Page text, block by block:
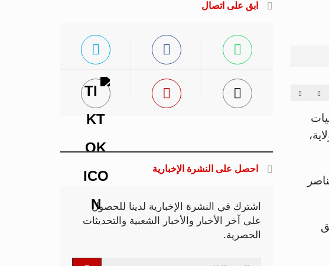
ابق على اتصال
احصل على النشرة الإخبارية
اشترك في النشرة الإخبارية لدينا للحصول
على آخر الأخبار والأخبار الشعبية والتحديثات
الحصرية.